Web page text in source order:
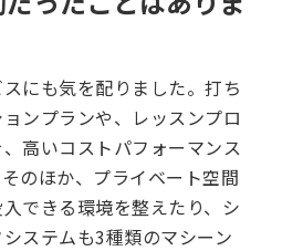
にも気を配りました。打ち
ンプランや、レッスンプロ
高いコストパフォーマンス
のほか、プライベート空間
できる環境を整えたり、シ
ステムも3種類のマシーン